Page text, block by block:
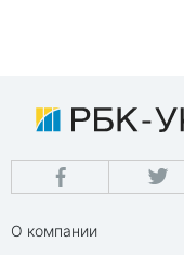
О компании